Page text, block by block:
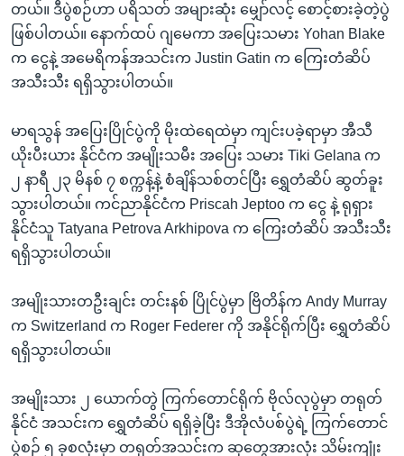
နေရာ
သို့
တယ်။ ဒီပွဲစဉ်ဟာ ပရိသတ် အများဆုံး မျှော်လင့် စောင့်စားခဲ့တဲ့ပွဲ
ဖြစ်ပါတယ်။ နောက်ထပ် ဂျမေကာ အပြေးသမား Yohan Blake
က ငွေနဲ့ အမေရိကန်အသင်းက Justin Gatin က ကြေးတံဆိပ်
အသီးသီး ရရှိသွားပါတယ်။
မာရသွန် အပြေးပြိုင်ပွဲကို မိုးထဲရေထဲမှာ ကျင်းပခဲ့ရာမှာ အီသီ
ယိုးပီးယား နိုင်ငံက အမျိုးသမီး အပြေး သမား Tiki Gelana က
၂ နာရီ ၂၃ မိနစ် ၇ စက္ကန့်နဲ့ စံချိန်သစ်တင်ပြီး ရွှေတံဆိပ် ဆွတ်ခူး
သွားပါတယ်။ ကင်ညာနိုင်ငံက Priscah Jeptoo က ငွေ နဲ့ ရုရှား
နိုင်ငံသူ Tatyana Petrova Arkhipova က ကြေးတံဆိပ် အသီးသီး
ရရှိသွားပါတယ်။
အမျိုးသားတဦးချင်း တင်းနစ် ပြိုင်ပွဲမှာ ဗြိတိန်က Andy Murray
က Switzerland က Roger Federer ကို အနိုင်ရိုက်ပြီး ရွှေတံဆိပ်
ရရှိသွားပါတယ်။
အမျိုးသား ၂ ယောက်တွဲ ကြက်တောင်ရိုက် ဗိုလ်လုပွဲမှာ တရုတ်
နိုင်ငံ အသင်းက ရွှေတံဆိပ် ရရှိခဲ့ပြီး ဒီအိုလံပစ်ပွဲရဲ့ ကြက်တောင်
ပွဲစဉ် ၅ ခုစလုံးမှာ တရုတ်အသင်းက ဆုတွေအားလုံး သိမ်းကျုံး